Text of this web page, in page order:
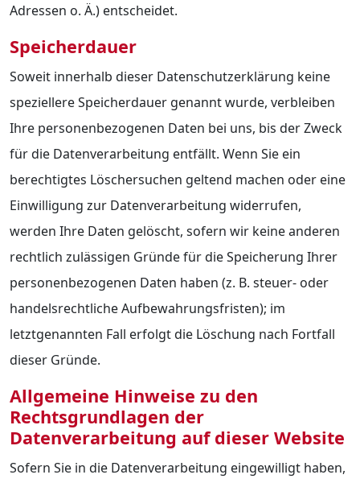
Adressen o. Ä.) entscheidet.
Speicherdauer
Soweit innerhalb dieser Datenschutzerklärung keine
speziellere Speicherdauer genannt wurde, verbleiben
Ihre personenbezogenen Daten bei uns, bis der Zweck
für die Datenverarbeitung entfällt. Wenn Sie ein
berechtigtes Löschersuchen geltend machen oder eine
Einwilligung zur Datenverarbeitung widerrufen,
werden Ihre Daten gelöscht, sofern wir keine anderen
rechtlich zulässigen Gründe für die Speicherung Ihrer
personenbezogenen Daten haben (z. B. steuer- oder
handelsrechtliche Aufbewahrungsfristen); im
letztgenannten Fall erfolgt die Löschung nach Fortfall
dieser Gründe.
Allgemeine Hinweise zu den
Rechtsgrundlagen der
Datenverarbeitung auf dieser Website
Sofern Sie in die Datenverarbeitung eingewilligt haben,